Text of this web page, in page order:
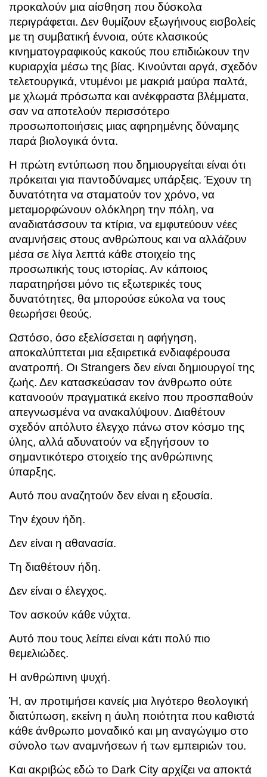
προκαλούν μια αίσθηση που δύσκολα
περιγράφεται. Δεν θυμίζουν εξωγήινους εισβολείς
με τη συμβατική έννοια, ούτε κλασικούς
κινηματογραφικούς κακούς που επιδιώκουν την
κυριαρχία μέσω της βίας. Κινούνται αργά, σχεδόν
τελετουργικά, ντυμένοι με μακριά μαύρα παλτά,
με χλωμά πρόσωπα και ανέκφραστα βλέμματα,
σαν να αποτελούν περισσότερο
προσωποποιήσεις μιας αφηρημένης δύναμης
παρά βιολογικά όντα.
Η πρώτη εντύπωση που δημιουργείται είναι ότι
πρόκειται για παντοδύναμες υπάρξεις. Έχουν τη
δυνατότητα να σταματούν τον χρόνο, να
μεταμορφώνουν ολόκληρη την πόλη, να
αναδιατάσσουν τα κτίρια, να εμφυτεύουν νέες
αναμνήσεις στους ανθρώπους και να αλλάζουν
μέσα σε λίγα λεπτά κάθε στοιχείο της
προσωπικής τους ιστορίας. Αν κάποιος
παρατηρήσει μόνο τις εξωτερικές τους
δυνατότητες, θα μπορούσε εύκολα να τους
θεωρήσει θεούς.
Ωστόσο, όσο εξελίσσεται η αφήγηση,
αποκαλύπτεται μια εξαιρετικά ενδιαφέρουσα
ανατροπή. Οι Strangers δεν είναι δημιουργοί της
ζωής. Δεν κατασκεύασαν τον άνθρωπο ούτε
κατανοούν πραγματικά εκείνο που προσπαθούν
απεγνωσμένα να ανακαλύψουν. Διαθέτουν
σχεδόν απόλυτο έλεγχο πάνω στον κόσμο της
ύλης, αλλά αδυνατούν να εξηγήσουν το
σημαντικότερο στοιχείο της ανθρώπινης
ύπαρξης.
Αυτό που αναζητούν δεν είναι η εξουσία.
Την έχουν ήδη.
Δεν είναι η αθανασία.
Τη διαθέτουν ήδη.
Δεν είναι ο έλεγχος.
Τον ασκούν κάθε νύχτα.
Αυτό που τους λείπει είναι κάτι πολύ πιο
θεμελιώδες.
Η ανθρώπινη ψυχή.
Ή, αν προτιμήσει κανείς μια λιγότερο θεολογική
διατύπωση, εκείνη η άυλη ποιότητα που καθιστά
κάθε άνθρωπο μοναδικό και μη αναγώγιμο στο
σύνολο των αναμνήσεων ή των εμπειριών του.
Και ακριβώς εδώ το Dark City αρχίζει να αποκτά